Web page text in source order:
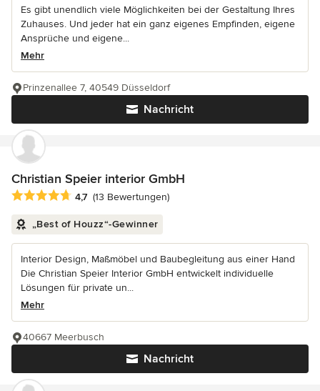
Es gibt unendlich viele Möglichkeiten bei der Gestaltung Ihres
Zuhauses. Und jeder hat ein ganz eigenes Empfinden, eigene
Ansprüche und eigene...
Mehr
Nachricht
Prinzenallee 7, 40549 Düsseldorf
Christian Speier interior GmbH
Durchschnittliche Bewertung: 4.7 von 5 Sternen
4,7 (13 Bewertungen)
„Best of Houzz“-Gewinner
Interior Design, Maßmöbel und Baubegleitung aus einer Hand
Die Christian Speier Interior GmbH entwickelt individuelle
Lösungen für private un...
Mehr
Nachricht
40667 Meerbusch